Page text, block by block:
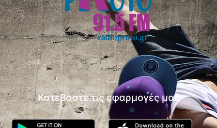
Κατεβάστε τις εφαρμογές μας